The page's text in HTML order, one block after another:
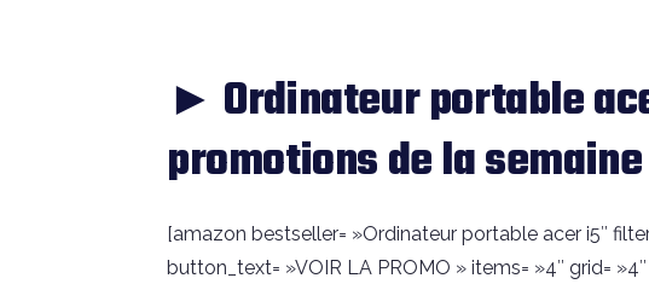
► Ordinateur portable
promotions de la semaine
[amazon bestseller= »Ordinateur portable acer i5″
button_text= »VOIR LA PROMO » items= »4″ grid=